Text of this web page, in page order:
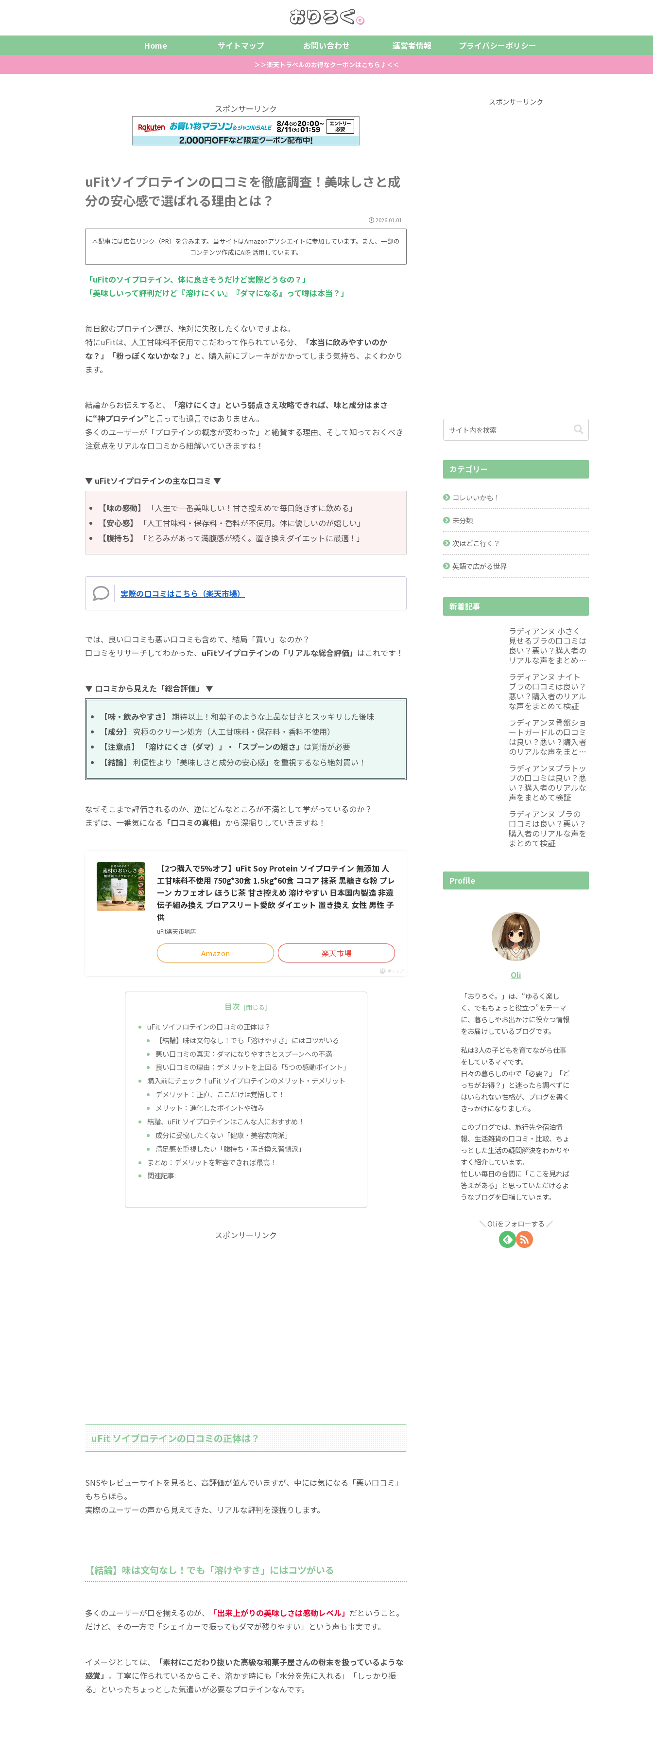
Home サイトマップ お問い合わせ 運営者情報 プライバシーポリシー
＞＞楽天トラベルのお得なクーポンはこちら♪＜＜
スポンサーリンク
uFitソイプロテインの口コミを徹底調査！美味しさと成
分の安心感で選ばれる理由とは？
2026.01.01
本記事には広告リンク（PR）を含みます。当サイトはAmazonアソシエイトに参加しています。また、一部の
コンテンツ作成にAIを活用しています。
「uFitのソイプロテイン、体に良さそうだけど実際どうなの？」
「美味しいって評判だけど『溶けにくい』『ダマになる』って噂は本当？」
毎日飲むプロテイン選び、絶対に失敗したくないですよね。
特にuFitは、人工甘味料不使用でこだわって作られている分、
「本当に飲みやすいのか
な？」「粉っぽくないかな？」 と、購入前にブレーキがかかってしまう気持ち、よくわかり
ます。
結論からお伝えすると、
「溶けにくさ」という弱点さえ攻略できれば、味と成分はまさ
に“神プロテイン”と言っても過言ではありません。
多くのユーザーが「プロテインの概念が変わった」と絶賛する理由、そして知っておくべき
注意点をリアルな口コミから紐解いていきますね！
▼ uFitソイプロテインの主な口コミ ▼
【味の感動】
「人生で一番美味しい！甘さ控えめで毎日飽きずに飲める」
【安心感】
「人工甘味料・保存料・香料が不使用。体に優しいのが嬉しい」
【腹持ち】
「とろみがあって満腹感が続く。置き換えダイエットに最適！」
実際の口コミはこちら（楽天市場）
では、良い口コミも悪い口コミも含めて、結局「買い」なのか？
口コミをリサーチしてわかった、 uFitソイプロテインの「リアルな総合評価」 はこれです！
▼ 口コミから見えた「総合評価」 ▼
【味・飲みやすさ】 期待以上！和菓子のような上品な甘さとスッキリした後味
【成分】
究極のクリーン処方（人工甘味料・保存料・香料不使用）
【注意点】
「溶けにくさ（ダマ）」・「スプーンの短さ」 は覚悟が必要
【結論】 利便性より「美味しさと成分の安心感」を重視するなら絶対買い！
なぜそこまで評価されるのか、逆にどんなところが不満として挙がっているのか？
まずは、一番気になる 「口コミの真相」 から深掘りしていきますね！
【2つ購入で5%オフ】uFit Soy Protein ソイプロテイン 無添加 人
工甘味料不使用 750g*30食 1.5kg*60食 ココア 抹茶 黒糖きな粉 プレ
ーン カフェオレ ほうじ茶 甘さ控えめ 溶けやすい 日本国内製造 非遺
伝子組み換え プロアスリート愛飲 ダイエット 置き換え 女性 男性 子
供
uFit楽天市場店
Amazon 楽天市場
ポチップ
目次
uFit ソイプロテインの口コミの正体は？
【結論】味は文句なし！でも「溶けやすさ」にはコツがいる
悪い口コミの真実：ダマになりやすさとスプーンへの不満
良い口コミの理由：デメリットを上回る「5つの感動ポイント」
購入前にチェック！uFit ソイプロテインのメリット・デメリット
デメリット：正直、ここだけは覚悟して！
メリット：進化したポイントや強み
結論、uFit ソイプロテインはこんな人におすすめ！
成分に妥協したくない「健康・美容志向派」
満足感を重視したい「腹持ち・置き換え習慣派」
まとめ：デメリットを許容できれば最高！
関連記事:
スポンサーリンク
uFit ソイプロテインの口コミの正体は？
SNSやレビューサイトを見ると、高評価が並んでいますが、中には気になる「悪い口コミ」
もちらほら。
実際のユーザーの声から見えてきた、リアルな評判を深掘りします。
【結論】味は文句なし！でも「溶けやすさ」にはコツがいる
多くのユーザーが口を揃えるのが、 「出来上がりの美味しさは感動レベル」 だということ。
だけど、その一方で「シェイカーで振ってもダマが残りやすい」という声も事実です。
イメージとしては、
「素材にこだわり抜いた高級な和菓子屋さんの粉末を扱っているような
感覚」 。丁寧に作られているからこそ、溶かす時にも「水分を先に入れる」「しっかり振
る」といったちょっとした気遣いが必要なプロテインなんです。
スポンサーリンク
カテゴリー
コレいいかも！
未分類
次はどこ行く？
英語で広がる世界
新着記事
ラディアンヌ 小さく
見せるブラの口コミは
良い？悪い？購入者の
リアルな声をまとめて
ラディアンヌ ナイト
ブラの口コミは良い？
悪い？購入者のリアル
な声をまとめて検証
ラディアンヌ骨盤ショ
ートガードルの口コミ
は良い？悪い？購入者
のリアルな声をまとめ
ラディアンヌブラトッ
プの口コミは良い？悪
い？購入者のリアルな
声をまとめて検証
ラディアンヌ ブラの
口コミは良い？悪い？
購入者のリアルな声を
まとめて検証
Profile
Oli
「おりろぐ。」は、“ゆるく楽し
く、でもちょっと役立つ”をテーマ
に、暮らしやお出かけに役立つ情報
をお届けしているブログです。
私は3人の子どもを育てながら仕事
をしているママです。
日々の暮らしの中で「必要？」「ど
っちがお得？」と迷ったら調べずに
はいられない性格が、ブログを書く
きっかけになりました。
このブログでは、旅行先や宿泊情
報、生活雑貨の口コミ・比較、ちょ
っとした生活の疑問解決をわかりや
すく紹介しています。
忙しい毎日の合間に「ここを見れば
答えがある」と思っていただけるよ
うなブログを目指しています。
Oliをフォローする